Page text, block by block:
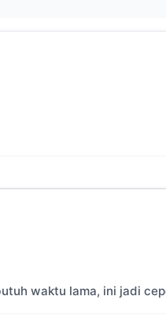
waktu lama, ini jadi